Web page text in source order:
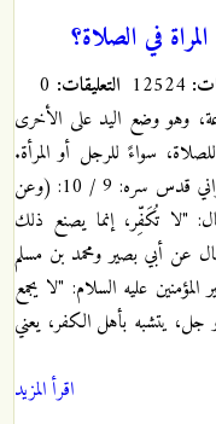
في الصلاة؟
التعليقات:
وهو وضع اليد على الأخرى
سواءً للرجل أو المرأة.
ففي الحدائق الناضرة للمحقق البحراني قدس سره: 9 / 10: (وعن
"لا تُكَفِّر، إنما يصنع ذلك
عن أبي بصير ومحمد بن مسلم
عليه السلام: "لا يجمع
جل، يتشبه بأهل الكفر، يعني
اقرأ المزيد